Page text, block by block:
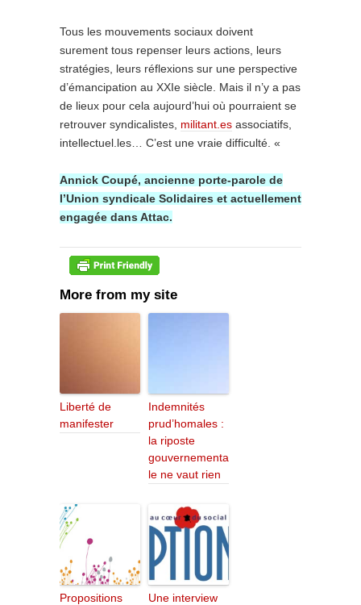
Tous les mouvements sociaux doivent
surement tous repenser leurs actions, leurs
stratégies, leurs réflexions sur une perspective
d’émancipation au XXIe siècle. Mais il n’y a pas
de lieux pour cela aujourd’hui où pourraient se
retrouver syndicalistes, militant.es associatifs,
intellectuel.les… C’est une vraie difficulté. «
Annick Coupé, ancienne porte-parole de
l’Union syndicale Solidaires et actuellement
engagée dans Attac.
More from my site
Liberté de
manifester
Indemnités
prud’homales :
la riposte
gouvernementa
le ne vaut rien
Propositions
Une interview